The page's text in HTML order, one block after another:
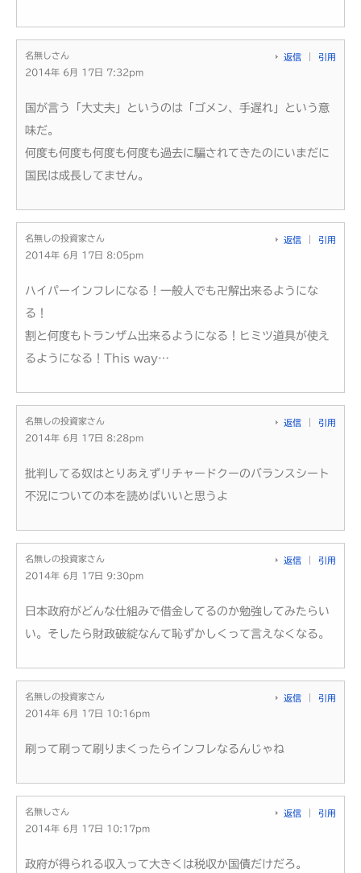
名無しさん
2014年 6月 17日 7:32pm
返信 引用
国が言う「大丈夫」というのは「ゴメン、手遅れ」という意
味だ。
何度も何度も何度も何度も過去に騙されてきたのにいまだに
国民は成長してません。
名無しの投資家さん
2014年 6月 17日 8:05pm
返信 引用
ハイパーインフレになる！一般人でも卍解出来るようにな
る！
割と何度もトランザム出来るようになる！ヒミツ道具が使え
るようになる！This way…
名無しの投資家さん
2014年 6月 17日 8:28pm
返信 引用
批判してる奴はとりあえずリチャードクーのバランスシート
不況についての本を読めばいいと思うよ
名無しの投資家さん
2014年 6月 17日 9:30pm
返信 引用
日本政府がどんな仕組みで借金してるのか勉強してみたらい
い。そしたら財政破綻なんて恥ずかしくって言えなくなる。
名無しの投資家さん
2014年 6月 17日 10:16pm
返信 引用
刷って刷って刷りまくったらインフレなるんじゃね
名無しさん
2014年 6月 17日 10:17pm
返信 引用
政府が得られる収入って大きくは税収か国債だけだろ。